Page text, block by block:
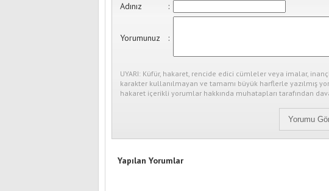
Adınız :
Yorumunuz :
UYARI: Küfür, hakaret, rencide edici cümleler veya imalar,
karakter kullanılmayan ve tamamı büyük harflerle yazılmış
hakaret içerikli yorumlar hakkında muhatapları tarafından
Yapılan Yorumlar